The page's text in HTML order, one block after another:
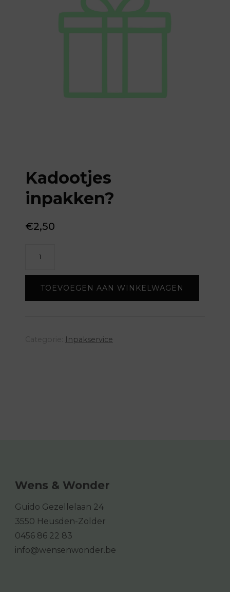
Kadootjes
inpakken?
€2,50
TOEVOEGEN AAN WINKELWAGEN
Inpakservice
Wens & Wonder
Guido Gezellelaan 24
3550 Heusden-Zolder
0456 86 22 83
info@wensenwonder.be